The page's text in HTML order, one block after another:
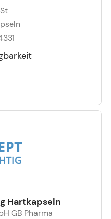
St
Hartkapseln
GB Pharma